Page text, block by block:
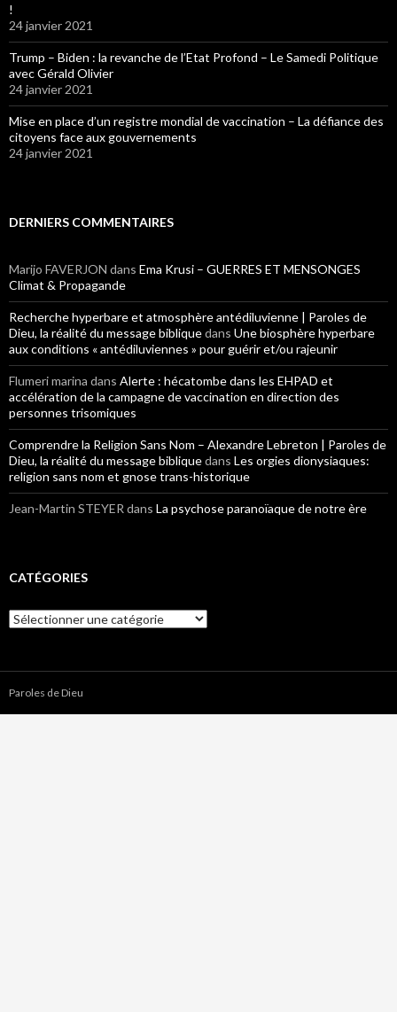
!
24 janvier 2021
Trump – Biden : la revanche de l’Etat Profond – Le Samedi Politique
avec Gérald Olivier
24 janvier 2021
Mise en place d’un registre mondial de vaccination – La défiance des
citoyens face aux gouvernements
24 janvier 2021
DERNIERS COMMENTAIRES
Marijo FAVERJON dans Ema Krusi – GUERRES ET MENSONGES
Climat & Propagande
Recherche hyperbare et atmosphère antédiluvienne | Paroles de
Dieu, la réalité du message bibliquedans Une biosphère hyperbare
aux conditions « antédiluviennes » pour guérir et/ou rajeunir
Flumeri marina dans Alerte : hécatombe dans les EHPAD et
accélération de la campagne de vaccination en direction des
personnes trisomiques
Comprendre la Religion Sans Nom – Alexandre Lebreton | Paroles de
Dieu, la réalité du message bibliquedans Les orgies dionysiaques:
religion sans nom et gnose trans-historique
Jean-Martin STEYER dans La psychose paranoïaque de notre ère
CATÉGORIES
Catégories
Paroles de Dieu